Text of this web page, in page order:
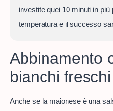
investite quei 10 minuti in
temperatura e il successo
Abbinamento
bianchi freschi
Anche se la maionese è una